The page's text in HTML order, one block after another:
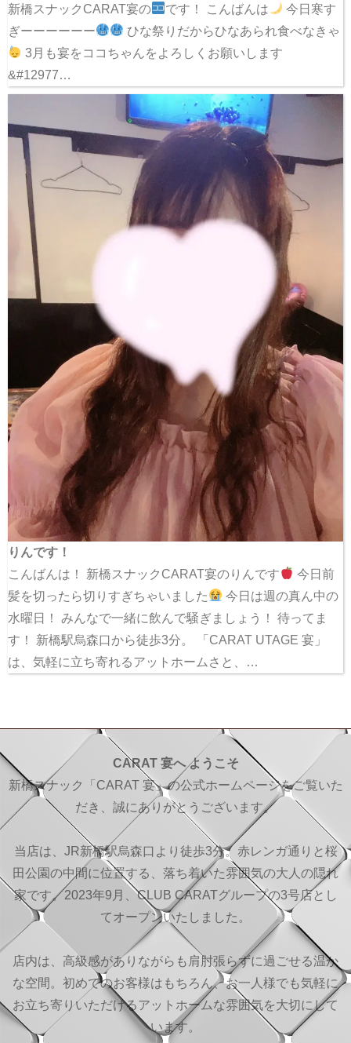
新橋スナックCARAT宴の です！ こんばんは
今日寒す
ぎーーーーーー
ひな祭りだからひなあられ食べなきゃ
3月も宴をココちゃんをよろしくお願いします
&#12977…
りんです！
こんばんは！ 新橋スナックCARAT宴のりんです
今日前
髪を切ったら切りすぎちゃいました
今日は週の真ん中の
水曜日！ みんなで一緒に飲んで騒ぎましょう！ 待ってま
す！ 新橋駅烏森口から徒歩3分。 「CARAT UTAGE 宴」
は、気軽に立ち寄れるアットホームさと、…
CARAT 宴へ ようこそ
新橋スナック「CARAT 宴」の公式ホームページをご覧いた
だき、誠にありがとうございます。
当店は、JR新橋駅烏森口より徒歩3分。赤レンガ通りと桜
田公園の中間に位置する、落ち着いた雰囲気の大人の隠れ
家です。2023年9月、CLUB CARATグループの3号店とし
てオープンいたしました。
店内は、高級感がありながらも肩肘張らずに過ごせる温か
な空間。初めてのお客様はもちろん、お一人様でも気軽に
お立ち寄りいただけるアットホームな雰囲気を大切にして
います。